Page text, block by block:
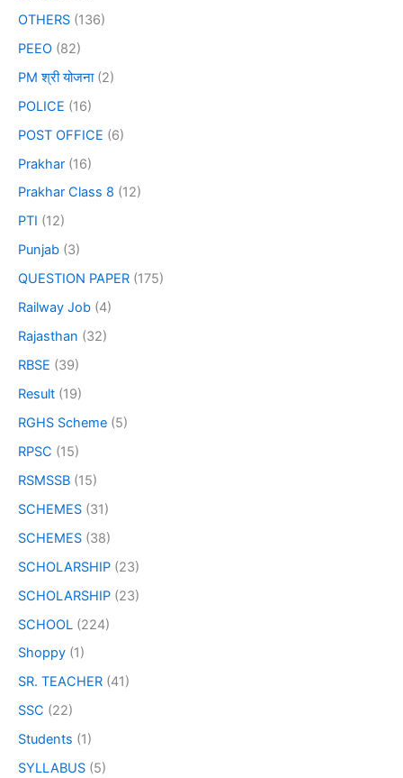
OTHERS (136)
PEEO (82)
PM श्री योजना(2)
POLICE (16)
POST OFFICE (6)
Prakhar (16)
Prakhar Class 8 (12)
PTI (12)
Punjab (3)
QUESTION PAPER (175)
Railway Job (4)
Rajasthan (32)
RBSE (39)
Result (19)
RGHS Scheme (5)
RPSC (15)
RSMSSB (15)
SCHEMES (31)
SCHEMES (38)
SCHOLARSHIP (23)
SCHOLARSHIP (23)
SCHOOL (224)
Shoppy (1)
SR. TEACHER (41)
SSC (22)
Students (1)
SYLLABUS (5)